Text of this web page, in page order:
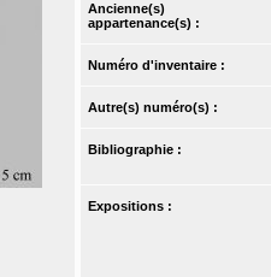
Ancienne(s)
appartenance(s) :
Numéro d'inventaire :
Autre(s) numéro(s) :
Bibliographie :
Expositions :